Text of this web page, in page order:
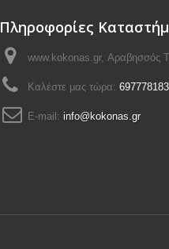
Πληροφορίες
www.kokonas.gr, Αραβησσός
Καλέστε μας τώρα:
E-mail: info@kokonas.gr